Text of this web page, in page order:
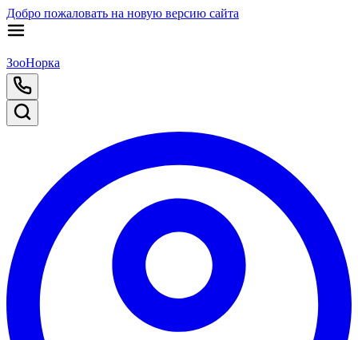
Добро пожаловать на новую версию сайта
ЗооНорка